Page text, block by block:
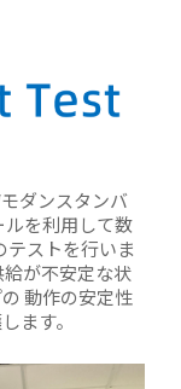
ダンスタンバ
を利用して数
ストを行いま
が不安定な状
動作の安定性
ます。